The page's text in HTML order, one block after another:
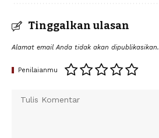
Tinggalkan ulasan
Alamat email Anda tidak akan dipublikasikan.
Penilaianmu